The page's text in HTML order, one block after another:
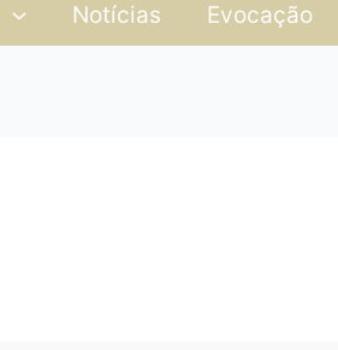
Notícias Evocação